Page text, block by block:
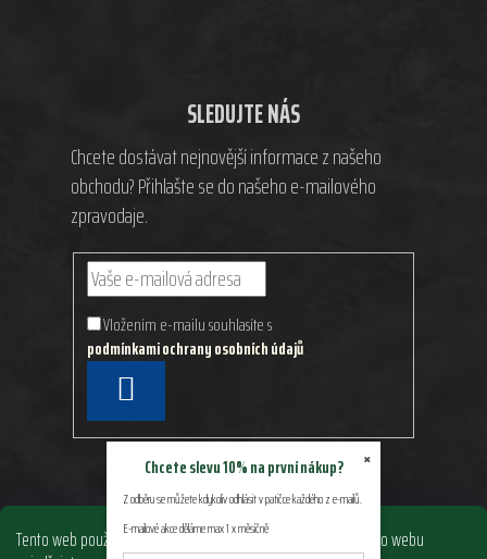
Tento web používá soubory cookie. Dalším procházením tohoto webu
SLEDUJTE NÁS
Chcete dostávat nejnovější informace z našeho
obchodu? Přihlašte se do našeho e-mailového
zpravodaje.
Vložením e-mailu souhlasíte s
podmínkami ochrany osobních údajů
SE
×
Chcete slevu 10% na první nákup?
Z odběru se můžete kdykoliv odhlásit v patičce každého z e-mailů.
E-mailové akce děláme max 1 x měsíčně